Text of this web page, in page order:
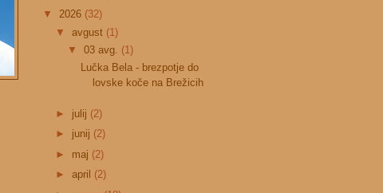
▼ 2026 (32)
▼ avgust (1)
▼03 avg. (1)
Lučka Bela - brezpotje do
lovske koče na Brežicih
► julij (2)
► junij (2)
► maj (2)
► april (2)